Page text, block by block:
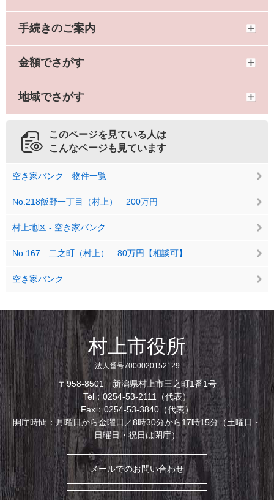
手続きのご案内
金額でさがす
地域でさがす
このページを見ている人は
こんなページも見ています
空き家バンク 物件一覧
No.218飯野一丁目（村上） 200万円
村上地区 - 空き家バンク
No.167 二之町（村上） 80万円【相談可】
空き家バンク
村上市役所
法人番号7000020152129
〒958-8501 新潟県村上市三之町1番1号
Tel：0254-53-2111（代表）
Fax：0254-53-3840（代表）
開庁時間：月曜日から金曜日／8時30分から17時15分（土曜日・
日曜日・祝日は閉庁）
メールでのお問い合わせ